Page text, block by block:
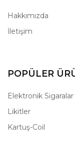
Hakkımızda
İletişim
POPÜLER
Elektronik Sigaralar
Likitler
Kartuş-Coil